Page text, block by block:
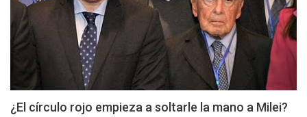
¿El círculo rojo empieza a soltarle la mano a Milei?